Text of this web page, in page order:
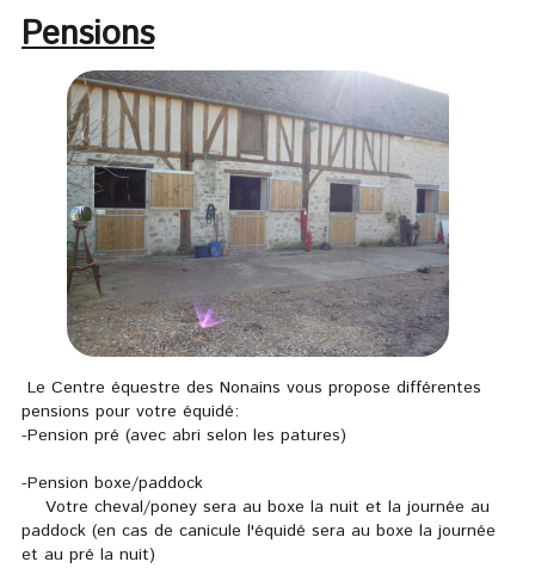
Pensions
Le Centre équestre des Nonains vous propose différentes
pensions pour votre équidé:
-Pension pré (avec abri selon les patures)
-Pension boxe/paddock
Votre cheval/poney sera au boxe la nuit et la journée au
paddock (en cas de canicule l'équidé sera au boxe la journée
et au pré la nuit)